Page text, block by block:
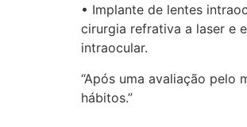
• Implante de lentes
cirurgia refrativa a laser e
intraocular.
“Após uma avaliação
hábitos.”